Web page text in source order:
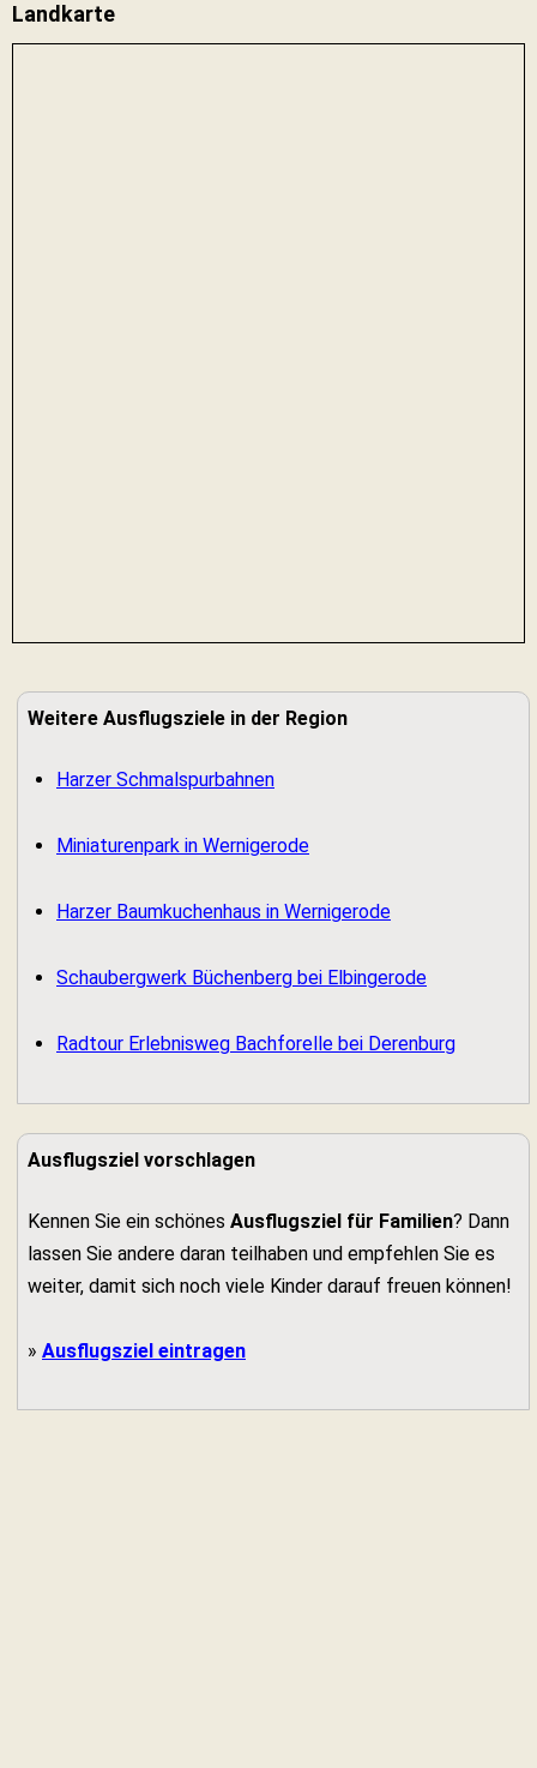
Landkarte
Weitere Ausflugsziele in der Region
Harzer Schmalspurbahnen
Miniaturenpark in Wernigerode
Harzer Baumkuchenhaus in Wernigerode
Schaubergwerk Büchenberg bei Elbingerode
Radtour Erlebnisweg Bachforelle bei Derenburg
Ausflugsziel vorschlagen
Kennen Sie ein schönes Ausflugsziel für Familien? Dann
lassen Sie andere daran teilhaben und empfehlen Sie es
weiter, damit sich noch viele Kinder darauf freuen können!
» Ausflugsziel eintragen